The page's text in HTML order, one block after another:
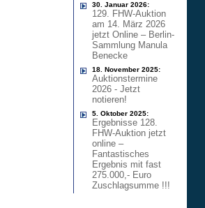
30. Januar 2026:
129. FHW-Auktion
am 14. März 2026
jetzt Online – Berlin-
Sammlung Manula
Benecke
18. November 2025:
Auktionstermine
2026 - Jetzt
notieren!
5. Oktober 2025:
Ergebnisse 128.
FHW-Auktion jetzt
online –
Fantastisches
Ergebnis mit fast
275.000,- Euro
Zuschlagsumme !!!